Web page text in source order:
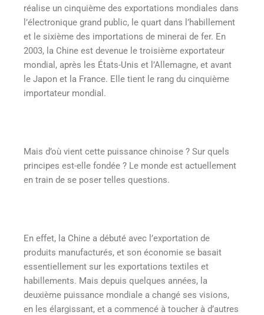
réalise un cinquième des exportations mondiales dans
l’électronique grand public, le quart dans l’habillement
et le sixième des importations de minerai de fer. En
2003, la Chine est devenue le troisième exportateur
mondial, après les États-Unis et l’Allemagne, et avant
le Japon et la France. Elle tient le rang du cinquième
importateur mondial.
Mais d’où vient cette puissance chinoise ? Sur quels
principes est-elle fondée ? Le monde est actuellement
en train de se poser telles questions.
En effet, la Chine a débuté avec l’exportation de
produits manufacturés, et son économie se basait
essentiellement sur les exportations textiles et
habillements. Mais depuis quelques années, la
deuxième puissance mondiale a changé ses visions,
en les élargissant, et a commencé à toucher à d’autres